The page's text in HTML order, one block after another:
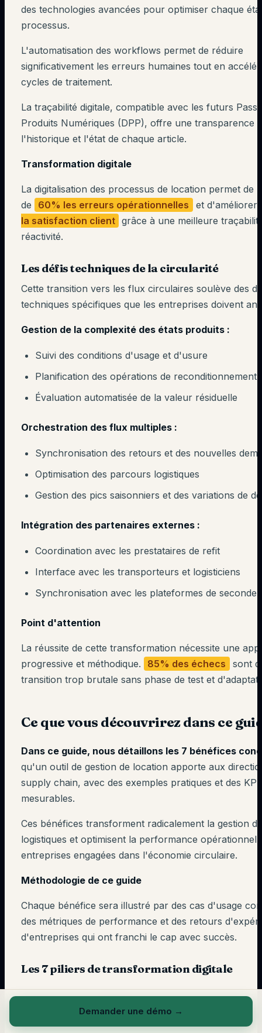
des technologies avancées pour optimiser chaque
processus.
L'automatisation des workflows permet de réduire
significativement les erreurs humaines tout en
cycles de traitement.
La traçabilité digitale, compatible avec les futurs
Produits Numériques (DPP), offre une transparence
l'historique et l'état de chaque article.
Transformation digitale
La digitalisation des processus de location permet de
de
60% les erreurs opérationnelles
et d'améliorer
la satisfaction client grâce à une meilleure
réactivité.
Les défis techniques de la circularité
Cette transition vers les flux circulaires soulève des
techniques spécifiques que les entreprises doivent
Gestion de la complexité des états produits :
Suivi des conditions d'usage et d'usure
Planification des opérations de reconditionnement
Évaluation automatisée de la valeur résiduelle
Orchestration des flux multiples :
Synchronisation des retours et des nouvelles
Optimisation des parcours logistiques
Gestion des pics saisonniers et des variations de
Intégration des partenaires externes :
Coordination avec les prestataires de refit
Interface avec les transporteurs et logisticiens
Synchronisation avec les plateformes de seconde
Point d'attention
La réussite de cette transformation nécessite une
progressive et méthodique.
85% des échecs
sont
transition trop brutale sans phase de test et
Ce que vous découvrirez dans ce
Dans ce guide, nous détaillons les 7 bénéfices
qu'un outil de gestion de location apporte aux
supply chain, avec des exemples pratiques et des KPI
mesurables.
Ces bénéfices transforment radicalement la gestion
logistiques et optimisent la performance
entreprises engagées dans l'économie circulaire.
Méthodologie de ce guide
Chaque bénéfice sera illustré par des cas d'usage
des métriques de performance et des retours
d'entreprises qui ont franchi le cap avec succès.
Les 7 piliers de transformation digitale
SUPPLY CHAIN
Demander une démo →